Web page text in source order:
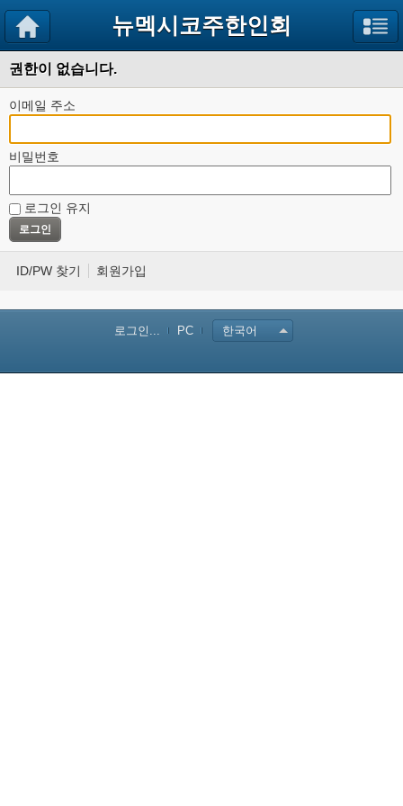
뉴멕시코주한인회
권한이 없습니다.
이메일 주소
비밀번호
로그인 유지
ID/PW 찾기 회원가입
로그인... PC 한국어